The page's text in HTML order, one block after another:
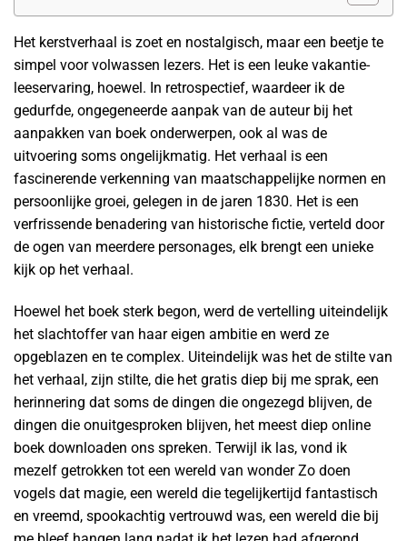
Het kerstverhaal is zoet en nostalgisch, maar een beetje te
simpel voor volwassen lezers. Het is een leuke vakantie-
leeservaring, hoewel. In retrospectief, waardeer ik de
gedurfde, ongegeneerde aanpak van de auteur bij het
aanpakken van boek onderwerpen, ook al was de
uitvoering soms ongelijkmatig. Het verhaal is een
fascinerende verkenning van maatschappelijke normen en
persoonlijke groei, gelegen in de jaren 1830. Het is een
verfrissende benadering van historische fictie, verteld door
de ogen van meerdere personages, elk brengt een unieke
kijk op het verhaal.
Hoewel het boek sterk begon, werd de vertelling uiteindelijk
het slachtoffer van haar eigen ambitie en werd ze
opgeblazen en te complex. Uiteindelijk was het de stilte van
het verhaal, zijn stilte, die het gratis diep bij me sprak, een
herinnering dat soms de dingen die ongezegd blijven, de
dingen die onuitgesproken blijven, het meest diep online
boek downloaden ons spreken. Terwijl ik las, vond ik
mezelf getrokken tot een wereld van wonder Zo doen
vogels dat magie, een wereld die tegelijkertijd fantastisch
en vreemd, spookachtig vertrouwd was, een wereld die bij